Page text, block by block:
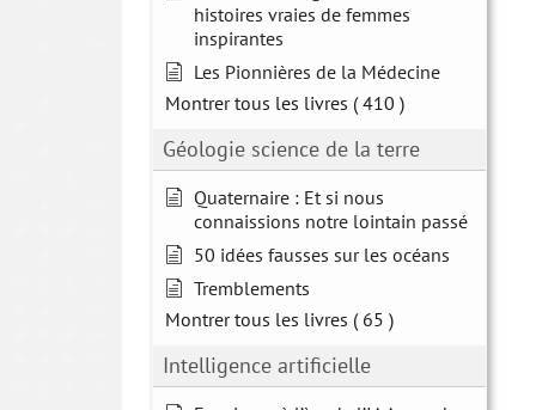
histoires vraies de femmes
inspirantes
Les Pionnières de la Médecine
Montrer tous les livres ( 410 )
Géologie science de la terre
Quaternaire : Et si nous
connaissions notre lointain passé
50 idées fausses sur les océans
Tremblements
Montrer tous les livres ( 65 )
Intelligence artificielle